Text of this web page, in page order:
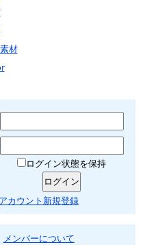
材
ログイン状態を保持
アカウント新規登録
メンバーについて